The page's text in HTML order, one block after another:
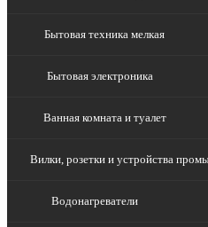
Бытовая техника мелкая
Бытовая электроника
Ванная комната и туалет
Вилки, розетки и устройства
Водонагреватели